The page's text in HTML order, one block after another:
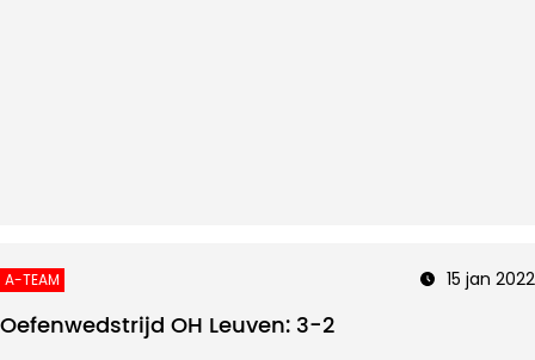
A-TEAM 15 jan 2022
Oefenwedstrijd OH Leuven: 3-2